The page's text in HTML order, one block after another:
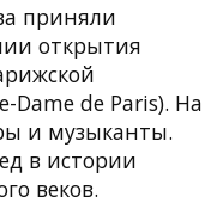
приняли
открытия
Dame de Paris). На
и музыканты.
в истории
веков.